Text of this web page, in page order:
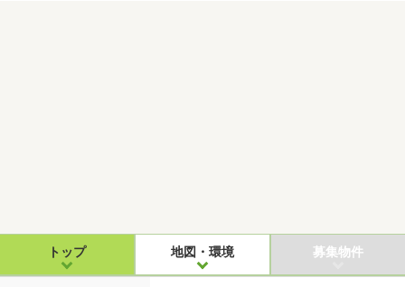
トップ 地図・環境 募集物件